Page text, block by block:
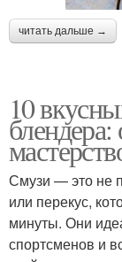
читать дальше →
10
Смузи — это не
или перекус,
минуты. Они
спортсменов и